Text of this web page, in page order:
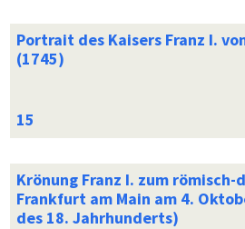
Portrait des Kaisers Franz I.
(1745)
Krönung Franz I. zum
Frankfurt am Main am 4.
des 18. Jahrhunderts)